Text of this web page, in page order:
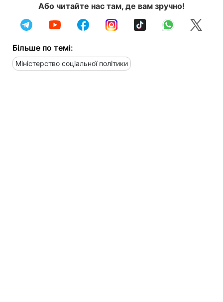
Або читайте нас там, де вам зручно!
Більше по темі:
Міністерство соціальної політики